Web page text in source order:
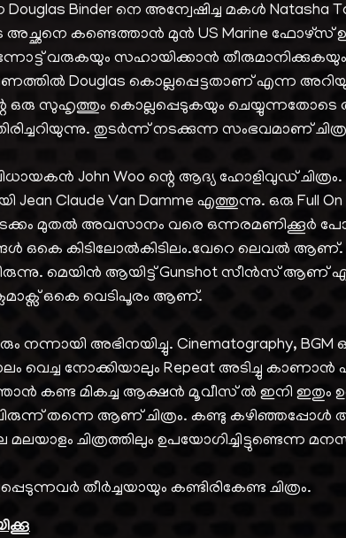
Binder നെ അന്വേഷിച്ച മകൾ Natasha
അച്ഛനെ കണ്ടെത്താൻ മുൻ US Marine
വരുകയും സഹായിക്കാൻ
Douglas കൊല്ലപ്പെട്ടതാണ് എന്ന
ഒരു സുഹൃത്തും കൊല്ലപ്പെടുകയും ചെയ്യുന്നതോടെ
തുടർന്ന് നടക്കുന്ന സംഭവമാണ്
John Woo ന്റെ ആദ്യ ഹോളിവുഡ് ചിത്രം.
Jean Claude Van Damme എത്തുന്നു. ഒരു Full
മുതൽ അവസാനം വരെ ഒന്നരമണിക്കൂർ
ഒകെ കിടിലോൽകിടിലം.വേറെ ലെവൽ ആണ്.
മെയിൻ ആയിട്ട് Gunshot സീൻസ് ആണ്
ഒകെ വെടിപൂരം ആണ്.
നന്നായി അഭിനയിച്ചു. Cinematography, BGM
വെച്ച നോക്കിയാലും Repeat അടിച്ചു കാണാൻ
കണ്ട മികച്ച ആക്ഷൻ മൂവീസ് ൽ ഇനി ഇതും
തന്നെ ആണ് ചിത്രം. കണ്ടു
ചിത്രത്തിലും ഉപയോഗിച്ചിട്ടുണ്ടെന്ന
തീർച്ചയായും കണ്ടിരികേണ്ട ചിത്രം.